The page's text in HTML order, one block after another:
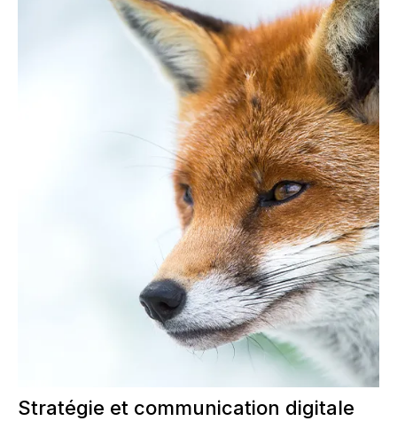
Stratégie et communication digitale